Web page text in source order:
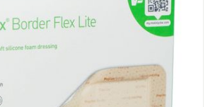
25 p/s
Kamertemperatuur (15°C - 25°C)